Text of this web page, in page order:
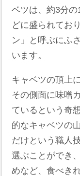
ベツは、約3分
どに盛られてお
ン」と呼ぶにふ
います。
キャベツの頂上
その側面に味噌
ているという奇
的なキャベツの
だけという職人
選ぶことができ
めなど、食べき